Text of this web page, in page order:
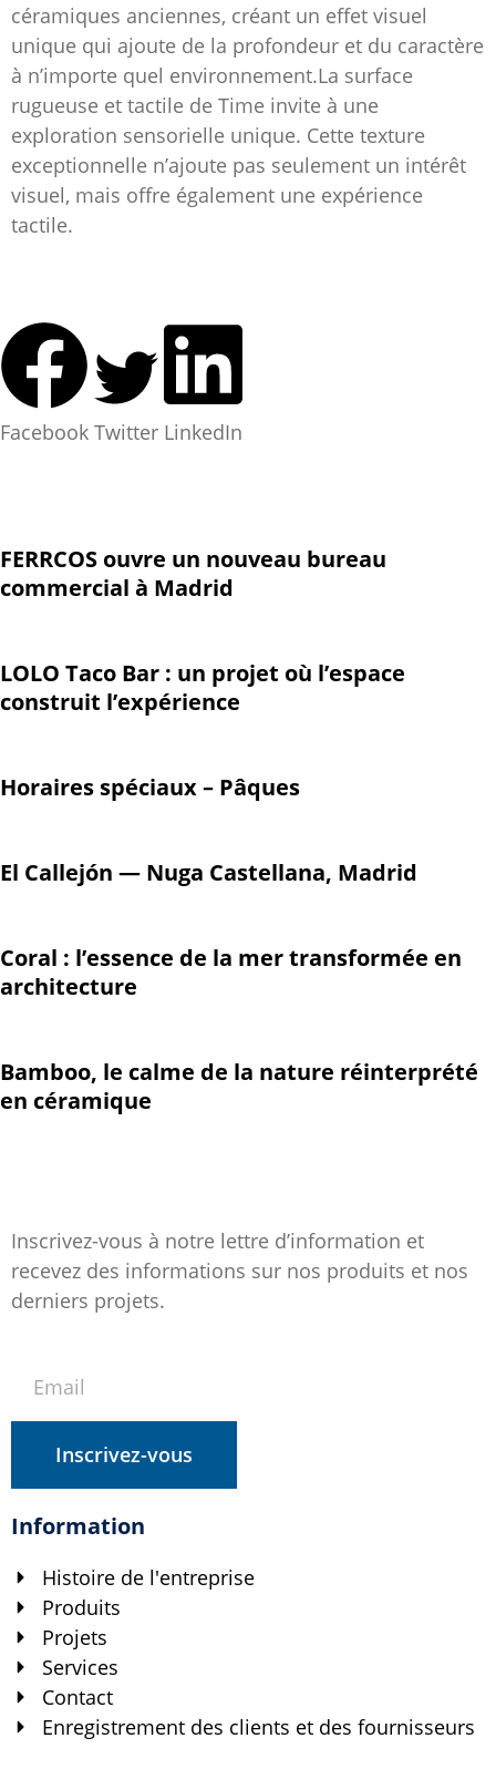
céramiques anciennes, créant un effet visuel
unique qui ajoute de la profondeur et du caractère
à n’importe quel environnement.La surface
rugueuse et tactile de Time invite à une
exploration sensorielle unique. Cette texture
exceptionnelle n’ajoute pas seulement un intérêt
visuel, mais offre également une expérience
tactile.
Facebook Twitter LinkedIn
FERRCOS ouvre un nouveau bureau
commercial à Madrid
LOLO Taco Bar : un projet où l’espace
construit l’expérience
Horaires spéciaux – Pâques
El Callejón — Nuga Castellana, Madrid
Coral : l’essence de la mer transformée en
architecture
Bamboo, le calme de la nature réinterprété
en céramique
Inscrivez-vous à notre lettre d’information et
recevez des informations sur nos produits et nos
derniers projets.
Inscrivez-vous
Information
Histoire de l'entreprise
Produits
Projets
Services
Contact
Enregistrement des clients et des fournisseurs